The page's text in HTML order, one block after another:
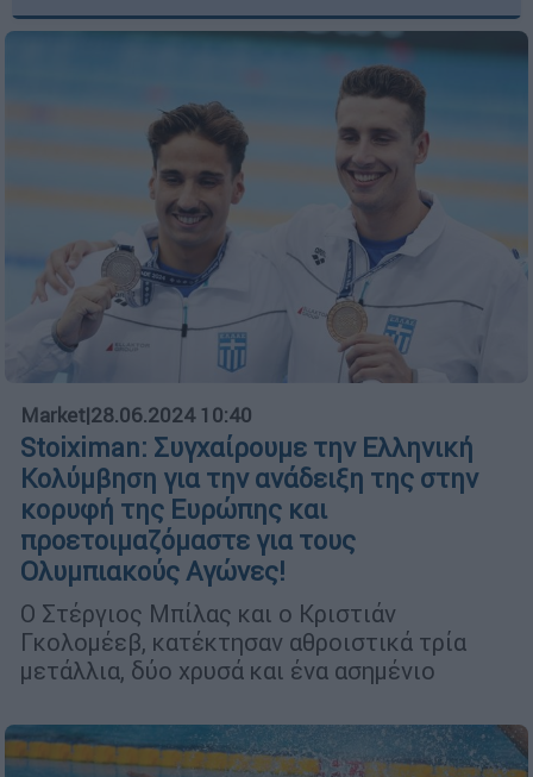
Market|28.06.2024 10:40
Stoiximan: Συγχαίρουμε την Ελληνική
Κολύμβηση για την ανάδειξη της στην
κορυφή της Ευρώπης και
προετοιμαζόμαστε για τους
Ολυμπιακούς Αγώνες!
Ο Στέργιος Μπίλας και ο Κριστιάν
Γκολομέεβ, κατέκτησαν αθροιστικά τρία
μετάλλια, δύο χρυσά και ένα ασημένιο